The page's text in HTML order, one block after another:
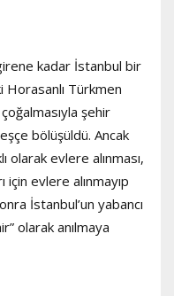
kadar İstanbul bir
Türkmen
şehir
bölüşüldü. Ancak
olarak evlere alınması,
için evlere alınmayıp
İstanbul’un yabancı
olarak anılmaya